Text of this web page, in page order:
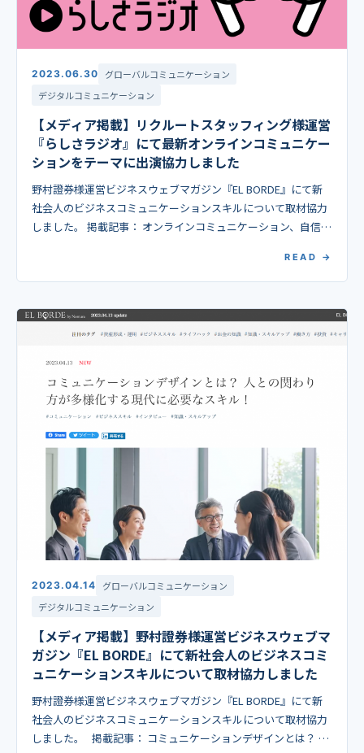
2023.06.30
グローバルコミュニケーション
デジタルコミュニケーション
【メディア掲載】リクルートスタッフィング様運営
『らしさラジオ』にて最新オンラインコミュニケー
ションをテーマに出演協力しました
野村證券様運営ビジネスウェブマガジン『EL BORDE』にて新
社会人のビジネスコミュニケーションスキルについて取材協力
しました。 掲載記事： オンラインコミュニケーション、自信あ
READ →
2023.04.14
グローバルコミュニケーション
デジタルコミュニケーション
【メディア掲載】野村證券様運営ビジネスウェブマ
ガジン『EL BORDE』にて新社会人のビジネスコミ
ュニケーションスキルについて取材協力しました
野村證券様運営ビジネスウェブマガジン『EL BORDE』にて新
社会人のビジネスコミュニケーションスキルについて取材協力
しました。 掲載記事： コミュニケーションデザインとは？ 人